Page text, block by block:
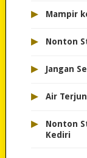
▸ Mampir
▸ Nonton
▸ Jangan
▸ Air
▸
Nonton
Kediri